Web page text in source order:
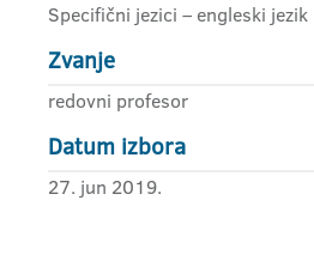
Specifični jezici – engleski jezik
Zvanje
redovni profesor
Datum izbora
27. jun 2019.